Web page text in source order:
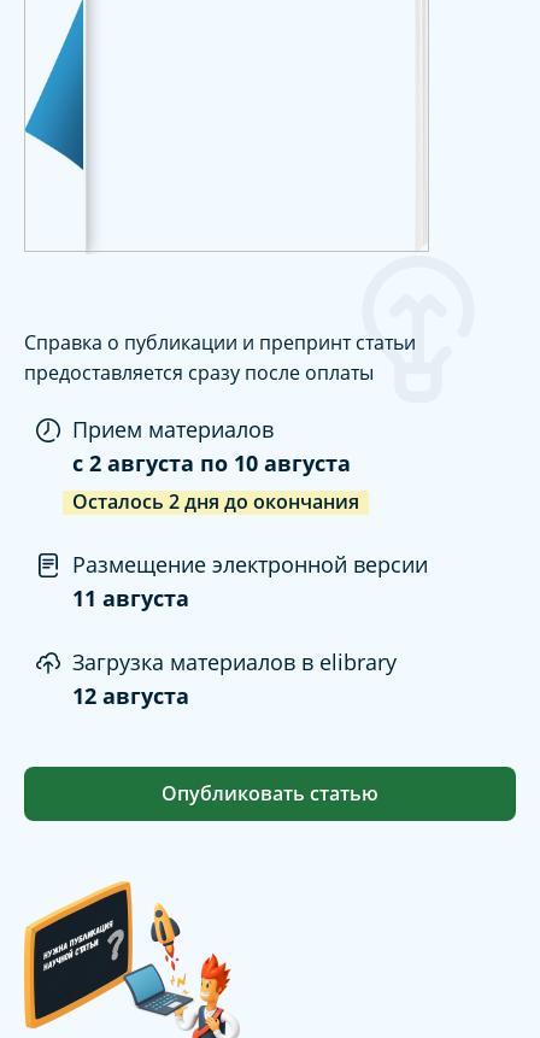
Справка о публикации и препринт статьи
предоставляется сразу после оплаты
Прием материалов
c 2 августа по 10 августа
Осталось 2дня до окончания
Размещение электронной версии
11 августа
Загрузка материалов в elibrary
12 августа
Опубликовать статью